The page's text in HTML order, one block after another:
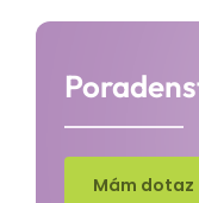
Mám dotaz